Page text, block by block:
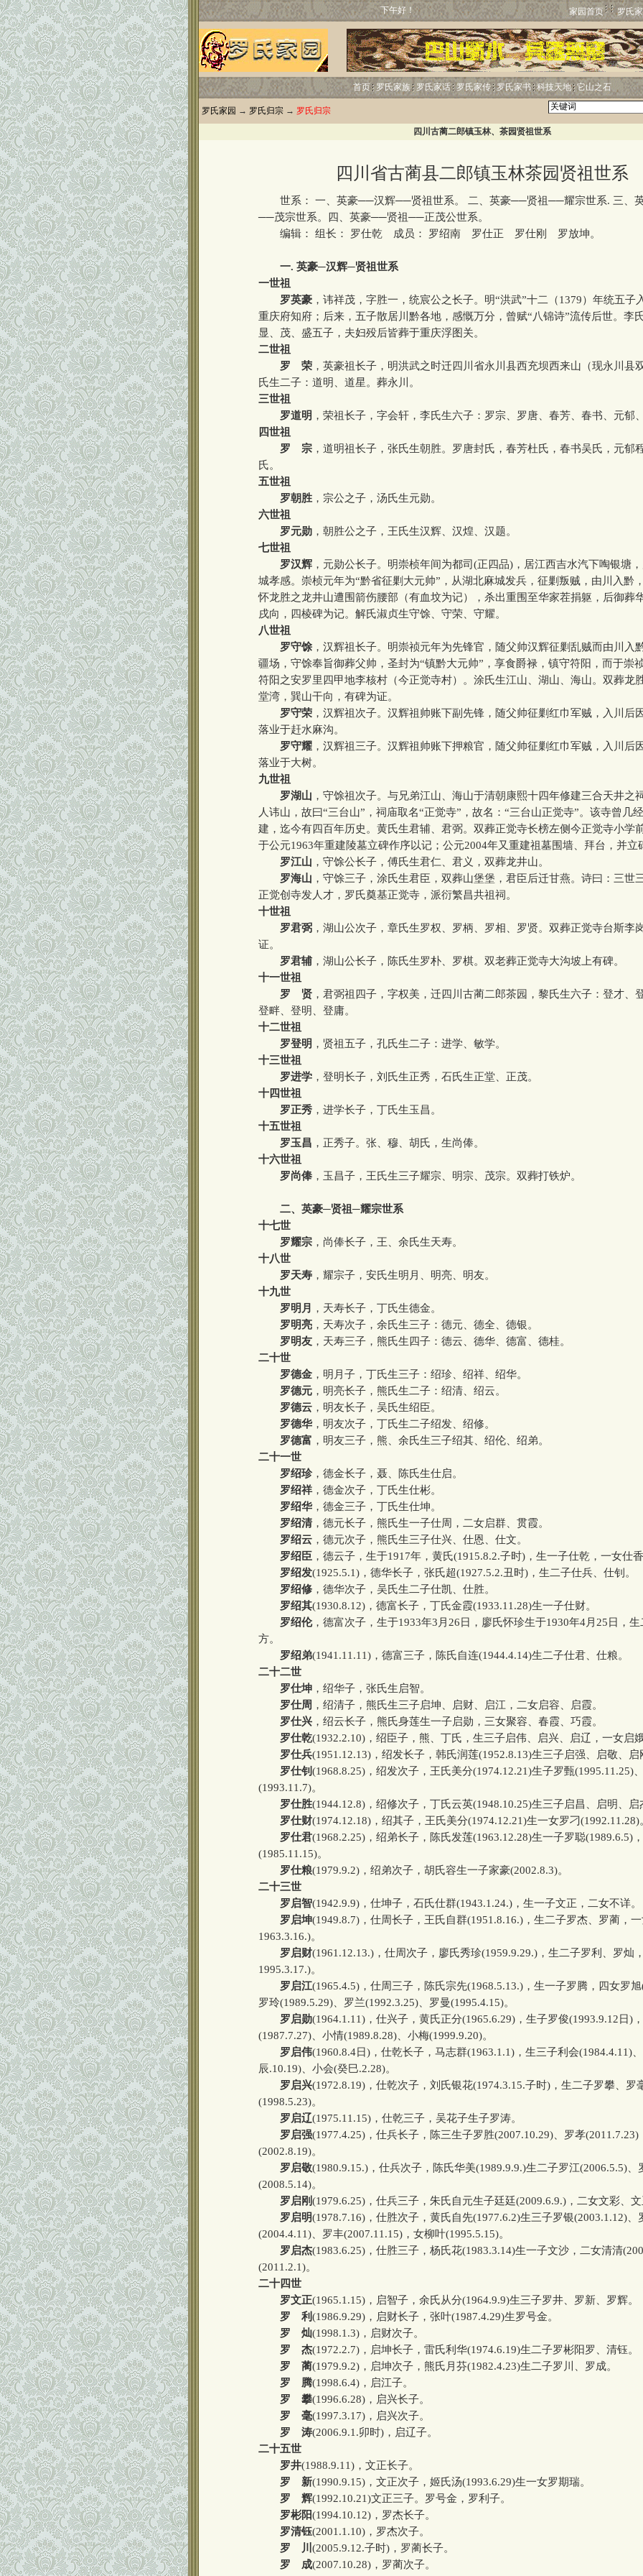
下午好！ 家园首页 罗氏
首页 罗氏家族 罗氏家话 罗氏家传 罗氏家书 科技天地 它山之石
罗氏家园 → 罗氏归宗 → 罗氏归宗
四川古蔺二郎镇玉林、茶园贤祖世系
四川省古蔺县二郎镇玉林茶园贤祖世系
世系： 一、英豪──汉辉──贤祖世系。 二、英豪──贤祖──耀宗世系. 三、
──茂宗世系。四、英豪──贤祖──正茂公世系。
编辑： 组长： 罗仕乾 成员： 罗绍南 罗仕正 罗仕刚 罗放坤。
一. 英豪─汉辉─贤祖世系
一世祖
罗英豪 ，讳祥茂，字胜一，统宸公之长子。明“洪武”十二（1379）年统五子
重庆府知府；后来，五子散居川黔各地，感慨万分，曾赋“八锦诗”流传后世。李
显、茂、盛五子，夫妇殁后皆葬于重庆浮图关。
二世祖
罗 荣 ，英豪祖长子，明洪武之时迁四川省永川县西充坝西来山（现永川县
氏生二子：道明、道星。葬永川。
三世祖
罗道明 ，荣祖长子，字会轩，李氏生六子：罗宗、罗唐、春芳、春书、元郁
四世祖
罗 宗 ，道明祖长子，张氏生朝胜。罗唐封氏，春芳杜氏，春书吴氏，元郁
氏。
五世祖
罗朝胜 ，宗公之子，汤氏生元勋。
六世祖
罗元勋 ，朝胜公之子，王氏生汉辉、汉煌、汉题。
七世祖
罗汉辉 ，元勋公长子。明崇桢年间为都司(正四品)，居江西吉水汽下啕银塘
城孝感。崇桢元年为“黔省征剿大元帅”，从湖北麻城发兵，征剿叛贼，由川入黔
怀龙胜之龙井山遭围箭伤腰部（有血坟为记），杀出重围至华家茬捐躯，后御葬
戌向，四棱碑为记。解氏淑贞生守馀、守荣、守耀。
八世祖
罗守馀 ，汉辉祖长子。明崇祯元年为先锋官，随父帅汉辉征剿乱贼而由川入
疆场，守馀奉旨御葬父帅，圣封为“镇黔大元帅”，享食爵禄，镇守符阳，而于崇
符阳之安罗里四甲地李核村（今正觉寺村）。涂氏生江山、湖山、海山。双葬龙
堂湾，巽山干向，有碑为证。
罗守荣 ，汉辉祖次子。汉辉祖帅账下副先锋，随父帅征剿红巾军贼，入川后
落业于赶水麻沟。
罗守耀 ，汉辉祖三子。汉辉祖帅账下押粮官，随父帅征剿红巾军贼，入川后
落业于大树。
九世祖
罗湖山 ，守馀祖次子。与兄弟江山、海山于清朝康熙十四年修建三合天井之
人讳山，故曰“三台山”，祠庙取名“正觉寺”，故名：“三台山正觉寺”。该寺曾几
建，迄今有四百年历史。黄氏生君辅、君弼。双葬正觉寺长榜左侧今正觉寺小学
于公元1963年重建陵墓立碑作序以记；公元2004年又重建祖墓围墙、拜台，并立
罗江山 ，守馀公长子，傅氏生君仁、君义，双葬龙井山。
罗海山 ，守馀三子，涂氏生君臣，双葬山堡堡，君臣后迁甘燕。诗曰：三世
正觉创寺发人才，罗氏奠基正觉寺，派衍繁昌共祖祠。
十世祖
罗君弼 ，湖山公次子，章氏生罗权、罗柄、罗相、罗贤。双葬正觉寺台斯李
证。
罗君辅 ，湖山公长子，陈氏生罗朴、罗棋。双老葬正觉寺大沟坡上有碑。
十一世祖
罗 贤 ，君弼祖四子，字权美，迁四川古蔺二郎茶园，黎氏生六子：登才、
登畔、登明、登庸。
十二世祖
罗登明 ，贤祖五子，孔氏生二子：进学、敏学。
十三世祖
罗进学 ，登明长子，刘氏生正秀，石氏生正堂、正茂。
十四世祖
罗正秀 ，进学长子，丁氏生玉昌。
十五世祖
罗玉昌 ，正秀子。张、穆、胡氏，生尚俸。
十六世祖
罗尚俸 ，玉昌子，王氏生三子耀宗、明宗、茂宗。双葬打铁炉。
二、英豪─贤祖─耀宗世系
十七世
罗耀宗 ，尚俸长子，王、余氏生天寿。
十八世
罗天寿 ，耀宗子，安氏生明月、明亮、明友。
十九世
罗明月
，天寿长子，丁氏生德金。
罗明亮 ，天寿次子，余氏生三子：德元、德全、德银。
罗明友 ，天寿三子，熊氏生四子：德云、德华、德富、德桂。
二十世
罗德金 ，明月子，丁氏生三子：绍珍、绍祥、绍华。
罗德元 ，明亮长子，熊氏生二子：绍清、绍云。
罗德云 ，明友长子，吴氏生绍臣。
罗德华，明友次子，丁氏生二子绍发、绍修。
罗德富 ，明友三子，熊、余氏生三子绍其、绍伦、绍弟。
二十一世
罗绍珍，德金长子，聂、陈氏生仕启。
罗绍祥，德金次子，丁氏生仕彬。
罗绍华，德金三子，丁氏生仕坤。
罗绍清 ，德元长子，熊氏生一子仕周，二女启群、贯霞。
罗绍云 ，德元次子，熊氏生三子仕兴、仕恩、仕文。
罗绍臣 ，德云子，生于1917年，黄氏(1915.8.2.子时)，生一子仕乾，一女仕
罗绍发(1925.5.1)，德华长子，张氏超(1927.5.2.丑时)，生二子仕兵、仕钊。
罗绍修 ，德华次子，吴氏生二子仕凯、仕胜。
罗绍其(1930.8.12)，德富长子，丁氏金霞(1933.11.28)生一子仕财。
罗绍伦，德富次子，生于1933年3月26日，廖氏怀珍生于1930年4月25日，
方。
罗绍弟(1941.11.11)，德富三子，陈氏自连(1944.4.14)生二子仕君、仕粮。
二十二世
罗仕坤 ，绍华子，张氏生启智。
罗仕周 ，绍清子，熊氏生三子启坤、启财、启江，二女启容、启霞。
罗仕兴 ，绍云长子，熊氏身莲生一子启勋，三女聚容、春霞、巧霞。
罗仕乾(1932.2.10)，绍臣子，熊、丁氏，生三子启伟、启兴、启辽，一女启
罗仕兵(1951.12.13)，绍发长子，韩氏润莲(1952.8.13)生三子启强、启敬、启
罗仕钊(1968.8.25)，绍发次子，王氏美分(1974.12.21)生子罗甄(1995.11.25)
(1993.11.7)。
罗仕胜(1944.12.8)，绍修次子，丁氏云英(1948.10.25)生三子启昌、启明、启
罗仕财(1974.12.18)，绍其子，王氏美分(1974.12.21)生一女罗刁(1992.11.28)
罗仕君(1968.2.25)，绍弟长子，陈氏发莲(1963.12.28)生一子罗聪(1989.6.5)
(1985.11.15)。
罗仕粮(1979.9.2)，绍弟次子，胡氏容生一子家豪(2002.8.3)。
二十三世
罗启智(1942.9.9)，仕坤子，石氏仕群(1943.1.24.)，生一子文正，二女不详。
罗启坤(1949.8.7)，仕周长子，王氏自群(1951.8.16.)，生二子罗杰、罗蔺，
1963.3.16.)。
罗启财(1961.12.13.)，仕周次子，廖氏秀珍(1959.9.29.)，生二子罗利、罗灿
1995.3.17.)。
罗启江(1965.4.5)，仕周三子，陈氏宗先(1968.5.13.)，生一子罗腾，四女罗
罗玲(1989.5.29)、罗兰(1992.3.25)、罗曼(1995.4.15)。
罗启勋(1964.1.11)，仕兴子，黄氏正分(1965.6.29)，生子罗俊(1993.9.12日)
(1987.7.27)、小情(1989.8.28)、小梅(1999.9.20)。
罗启伟(1960.8.4日)，仕乾长子，马志群(1963.1.1)，生三子利会(1984.4.11)
辰.10.19)、小会(癸巳.2.28)。
罗启兴(1972.8.19)，仕乾次子，刘氏银花(1974.3.15.子时)，生二子罗攀、罗
(1998.5.23)。
罗启辽(1975.11.15)，仕乾三子，吴花子生子罗涛。
罗启强(1977.4.25)，仕兵长子，陈三生子罗胜(2007.10.29)、罗孝(2011.7.23)
(2002.8.19)。
罗启敬(1980.9.15.)，仕兵次子，陈氏华美(1989.9.9.)生二子罗江(2006.5.5)、
(2008.5.14)。
罗启刚(1979.6.25)，仕兵三子，朱氏自元生子廷廷(2009.6.9.)，二女文彩、
罗启明(1978.7.16)，仕胜次子，黄氏自先(1977.6.2)生三子罗银(2003.1.12)、
(2004.4.11)、罗丰(2007.11.15)，女柳叶(1995.5.15)。
罗启杰(1983.6.25)，仕胜三子，杨氏花(1983.3.14)生一子文沙，二女清清
(2011.2.1)。
二十四世
罗文正(1965.1.15)，启智子，余氏从分(1964.9.9)生三子罗井、罗新、罗辉。
罗 利(1986.9.29)，启财长子，张叶(1987.4.29)生罗号金。
罗 灿(1998.1.3)，启财次子。
罗 杰(1972.2.7)，启坤长子，雷氏利华(1974.6.19)生二子罗彬阳罗、清钰。
罗 蔺(1979.9.2)，启坤次子，熊氏月芬(1982.4.23)生二子罗川、罗成。
罗 腾(1998.6.4)，启江子。
罗 攀(1996.6.28)，启兴长子。
罗 毫(1997.3.17)，启兴次子。
罗 涛(2006.9.1.卯时)，启辽子。
二十五世
罗井(1988.9.11)，文正长子。
罗 新(1990.9.15)，文正次子，姬氏汤(1993.6.29)生一女罗期瑞。
罗 辉(1992.10.21)文正三子。罗号金，罗利子。
罗彬阳(1994.10.12)，罗杰长子。
罗清钰(2001.1.10)，罗杰次子。
罗 川 (2005.9.12.子时)，罗蔺长子。
罗 成(2007.10.28)，罗蔺次子。